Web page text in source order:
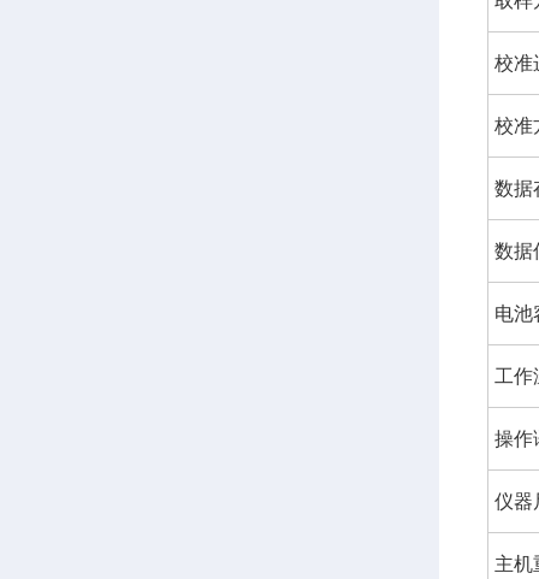
校准
校准
数据
数据
电池
工作
操作
仪器
主机